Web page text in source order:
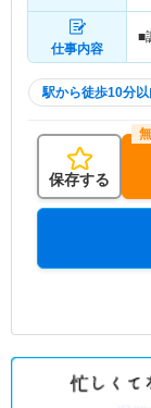
仕事内容
■
駅から徒歩10分
保存する